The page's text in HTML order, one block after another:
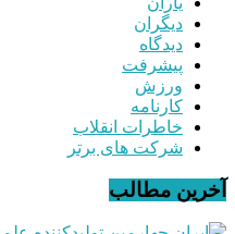
دیگران
دیدگاه
پیشرفت
ورزش
کارنامه
خاطرات انقلاب
شرکت های برتر
آخرین مطالب